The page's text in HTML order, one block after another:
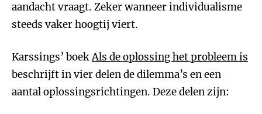
aandacht vraagt. Zeker wanneer individualisme
steeds vaker hoogtij viert.
Karssings’ boekAls de oplossing het probleem is
beschrijft in vier delen de dilemma’s en een
aantal oplossingsrichtingen. Deze delen zijn: